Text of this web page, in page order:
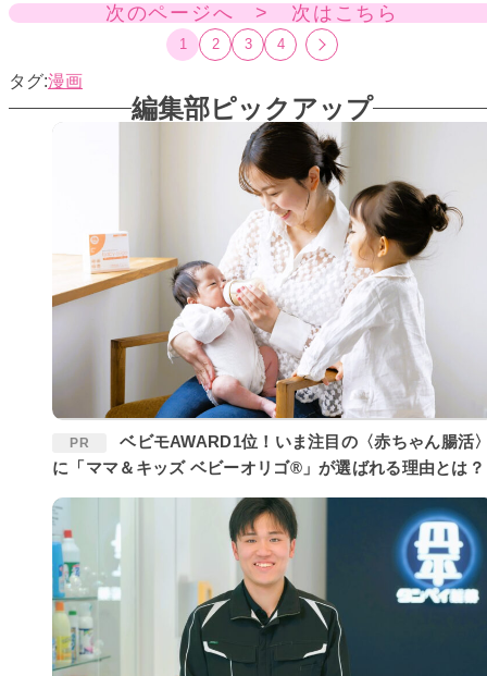
次のページへ > 次はこちら
1 2 3 4
漫画
編集部ピックアップ
PR
ベビモAWARD1位！いま注目の〈赤ちゃん腸活〉
に「ママ＆キッズ ベビーオリゴ®」が選ばれる理由とは？